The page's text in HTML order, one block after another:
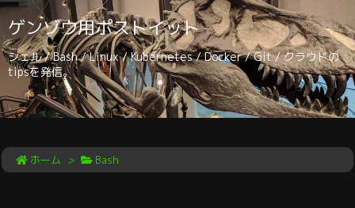
ゲンゾウ用ポストイット
シェル / Bash / Linux / Kubernetes / Docker / Git / クラウドの
tipsを発信。
ホーム > Bash